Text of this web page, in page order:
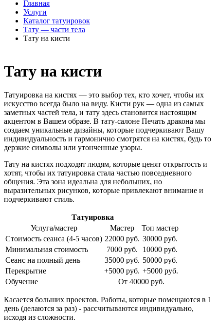
Главная
Услуги
Каталог татуировок
Тату — части тела
Тату на кисти
Тату на кисти
Татуировка на кистях — это выбор тех, кто хочет, чтобы их
искусство всегда было на виду. Кисти рук — одна из самых
заметных частей тела, и тату здесь становится настоящим
акцентом в Вашем образе. В тату-салоне Печать дракона мы
создаем уникальные дизайны, которые подчеркивают Вашу
индивидуальность и гармонично смотрятся на кистях, будь то
дерзкие символы или утонченные узоры.
Тату на кистях подходят людям, которые ценят открытость и
хотят, чтобы их татуировка стала частью повседневного
общения. Эта зона идеальна для небольших, но
выразительных рисунков, которые привлекают внимание и
подчеркивают стиль.
Татуировка
Услуга/мастер
Мастер
Топ мастер
Стоимость сеанса (4-5 часов) 22000 руб. 30000 руб.
Минимальная стоимость
7000 руб.
10000 руб.
Сеанс на полный день
35000 руб. 50000 руб.
Перекрытие
+5000 руб. +5000 руб.
Обучение
От 40000 руб.
Касается больших проектов. Работы, которые помещаются в 1
день (делаются за раз) - рассчитываются индивидуально,
исходя из сложности.